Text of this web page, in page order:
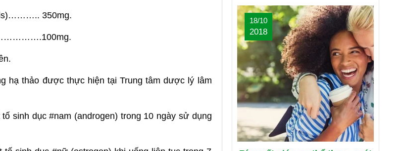
350mg.
hạ thảo được thực hiện tại Trung tâm dược lý lâm
sinh dục #nam (androgen) trong 10 ngày sử dụng
đó là những nơi nào? Vậy hãy
cùng tìm hiểu Bản Đồ Nước Hoa
của Oriflame nhé!
18/10
2018